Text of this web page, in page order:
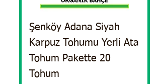
Şenköy Adana Siyah
Karpuz Tohumu Yerli Ata
Tohum Pakette 20
Tohum